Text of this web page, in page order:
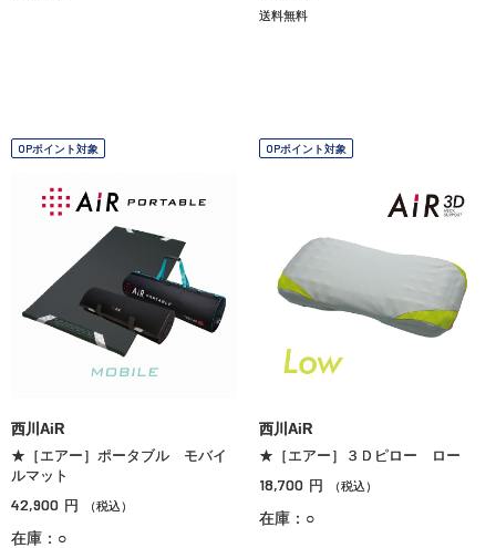
送料無料
OPポイント対象
西川AiR
★［エアー］ポータブル モバイ
ルマット
42,900 円 （税込）
在庫：○
OPポイント対象
西川AiR
★［エアー］３Ｄピロー ロー
18,700 円 （税込）
在庫：○